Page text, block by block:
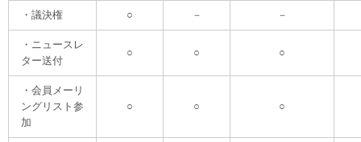
・議決権 ○ － －
・ニュースレ
ター送付
○ ○ ○
・会員メーリ
ングリスト参
加
○ ○ ○